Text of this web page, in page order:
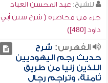
للشيخ: عبد المحسن العباد
جزء من محاضرة ( شرح سنن أبي
داود [480])
الفهرس: شرح
حديث رجم اليهوديين
اللذين زنيا من طريق
ثامنة، وتراجم رجال